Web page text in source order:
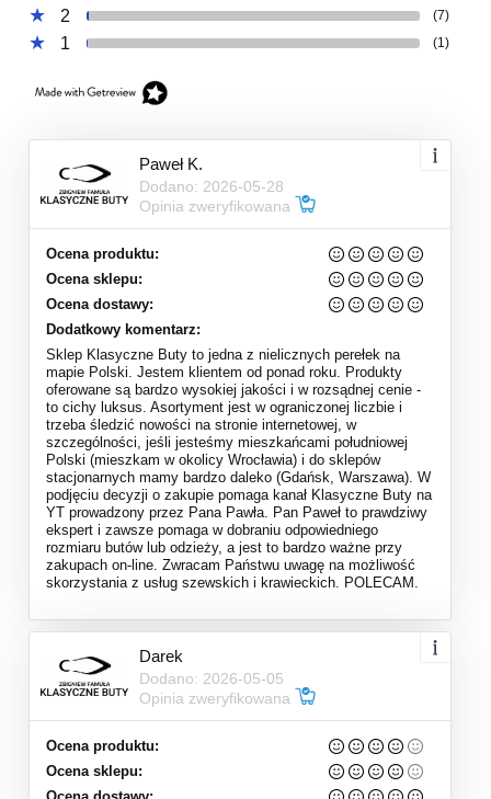
2 (7)
1 (1)
Paweł K.
Dodano: 2026-05-28
Opinia zweryfikowana
Ocena produktu:
Ocena sklepu:
Ocena dostawy:
Dodatkowy komentarz:
Sklep Klasyczne Buty to jedna z nielicznych perełek na
mapie Polski. Jestem klientem od ponad roku. Produkty
oferowane są bardzo wysokiej jakości i w rozsądnej cenie -
to cichy luksus. Asortyment jest w ograniczonej liczbie i
trzeba śledzić nowości na stronie internetowej, w
szczególności, jeśli jesteśmy mieszkańcami południowej
Polski (mieszkam w okolicy Wrocławia) i do sklepów
stacjonarnych mamy bardzo daleko (Gdańsk, Warszawa). W
podjęciu decyzji o zakupie pomaga kanał Klasyczne Buty na
YT prowadzony przez Pana Pawła. Pan Paweł to prawdziwy
ekspert i zawsze pomaga w dobraniu odpowiedniego
rozmiaru butów lub odzieży, a jest to bardzo ważne przy
zakupach on-line. Zwracam Państwu uwagę na możliwość
skorzystania z usług szewskich i krawieckich. POLECAM.
Darek
Dodano: 2026-05-05
Opinia zweryfikowana
Ocena produktu:
Ocena sklepu: